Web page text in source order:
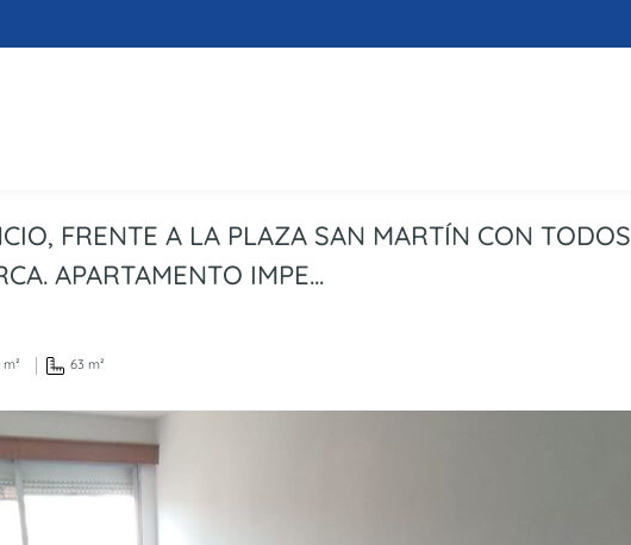
FRENTE A LA PLAZA SAN MARTÍN CON TODOS
APARTAMENTO IMPE...
63 m²